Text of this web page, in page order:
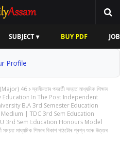
SUBJECT ▾ BUY PDF
Profile
46 স্বাধীনতাৰ পৰৱৰ্তী সময়ত মাধ্যমিক শিক্ষাৰ
Education In The Post Independent
B.A 3rd Semester Education
| TDC 3rd Sem Education
3rd Sem Education Honours Model
মাধ্যমিক শিক্ষাৰ বিকাশ পাঠটোৰ প্ৰশ্ন আৰু উত্তৰ